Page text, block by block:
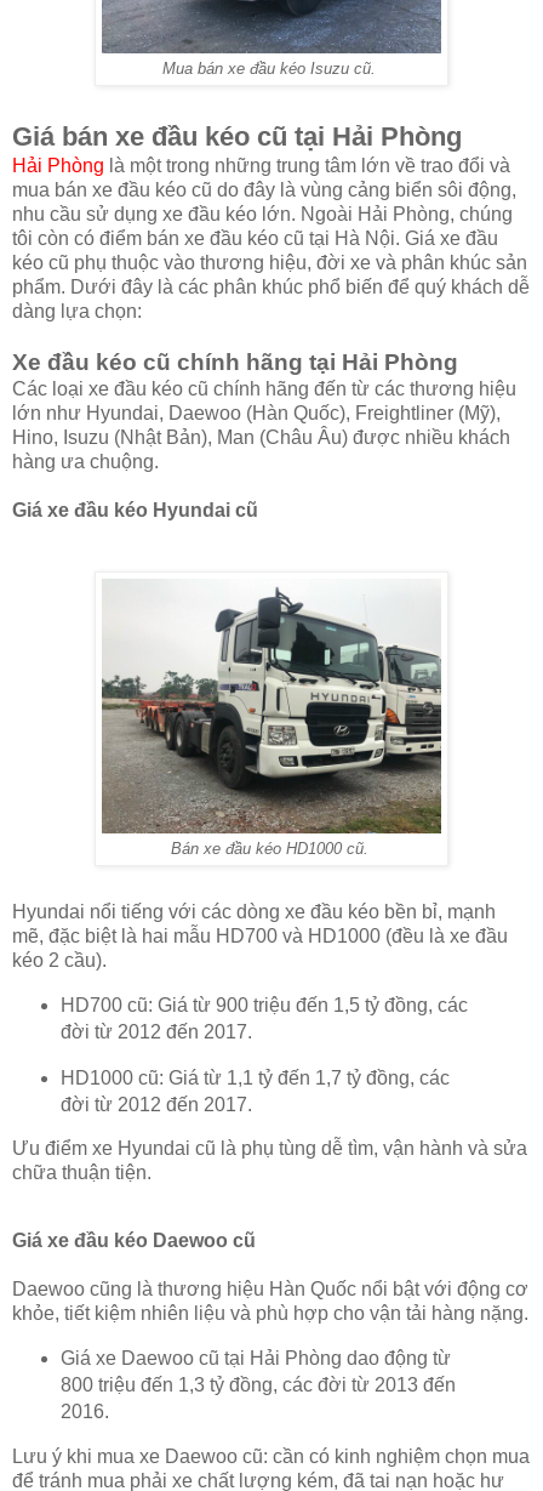
Mua bán xe đầu kéo Isuzu cũ.
Giá bán xe đầu kéo cũ tại Hải Phòng
Hải Phòng là một trong những trung tâm lớn về trao đổi và
mua bán xe đầu kéo cũ do đây là vùng cảng biển sôi động,
nhu cầu sử dụng xe đầu kéo lớn. Ngoài Hải Phòng, chúng
tôi còn có điểm bán xe đầu kéo cũ tại Hà Nội. Giá xe đầu
kéo cũ phụ thuộc vào thương hiệu, đời xe và phân khúc sản
phẩm. Dưới đây là các phân khúc phổ biến để quý khách dễ
dàng lựa chọn:
Xe đầu kéo cũ chính hãng tại Hải Phòng
Các loại xe đầu kéo cũ chính hãng đến từ các thương hiệu
lớn như Hyundai, Daewoo (Hàn Quốc), Freightliner (Mỹ),
Hino, Isuzu (Nhật Bản), Man (Châu Âu) được nhiều khách
hàng ưa chuộng.
Giá xe đầu kéo Hyundai cũ
Bán xe đầu kéo HD1000 cũ.
Hyundai nổi tiếng với các dòng xe đầu kéo bền bỉ, mạnh
mẽ, đặc biệt là hai mẫu HD700 và HD1000 (đều là xe đầu
kéo 2 cầu).
HD700 cũ: Giá từ 900 triệu đến 1,5 tỷ đồng, các
đời từ 2012 đến 2017.
HD1000 cũ: Giá từ 1,1 tỷ đến 1,7 tỷ đồng, các
đời từ 2012 đến 2017.
Ưu điểm xe Hyundai cũ là phụ tùng dễ tìm, vận hành và sửa
chữa thuận tiện.
Giá xe đầu kéo Daewoo cũ
Daewoo cũng là thương hiệu Hàn Quốc nổi bật với động cơ
khỏe, tiết kiệm nhiên liệu và phù hợp cho vận tải hàng nặng.
Giá xe Daewoo cũ tại Hải Phòng dao động từ
800 triệu đến 1,3 tỷ đồng, các đời từ 2013 đến
2016.
Lưu ý khi mua xe Daewoo cũ: cần có kinh nghiệm chọn mua
để tránh mua phải xe chất lượng kém, đã tai nạn hoặc hư